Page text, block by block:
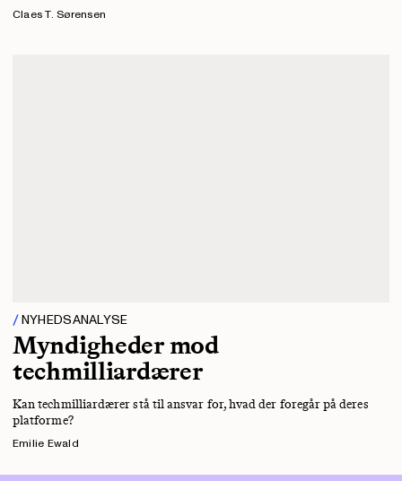
NYHEDSANALYSE
Myndigheder mod
techmilliardærer
Kan techmilliardærer stå til ansvar for, hvad der foregår på deres
platforme?
Emilie Ewald
Claes T. Sørensen